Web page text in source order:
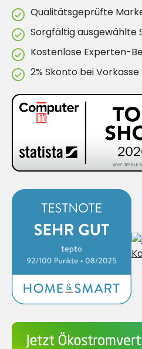
Qualitätsgeprüfte
Sorgfältig ausgewählte
Kostenlose Experten-
2% Skonto bei Vorkasse